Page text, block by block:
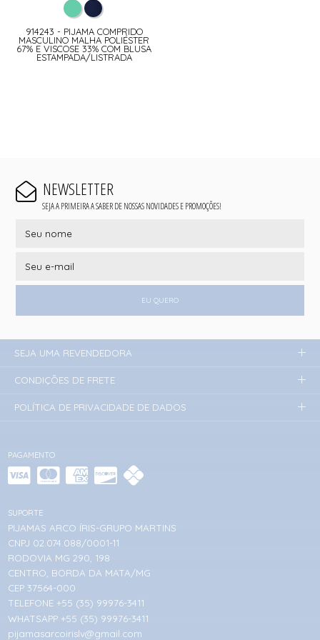
914243 - PIJAMA COMPRIDO
MASCULINO MALHA POLIÉSTER
67% E VISCOSE 33% COM BLUSA
ESTAMPADA/LISTRADA
NEWSLETTER
SEJA A PRIMEIRA A SABER DE NOSSAS NOVIDADES E PROMOÇÕES!
EU QUERO
PAGAMENTO
SUPORTE
PIJAMAS ARCO ÍRIS-GRUPO MARTINS
CNPJ 02.074.088/0001-11
RODOVIA MG 290, 198
CENTRO, BORDA DA MATA/MG
CEP 37564-000
TELEFONE +55 (35) 99976-3411
WHATSAPP +55 (35) 99976-3411
pijamasarcoirislv@gmail.com
SEJA UMA REVENDEDORA
CONDIÇÕES DE FRETE
POLÍTICA DE PRIVACIDADE DE DADOS